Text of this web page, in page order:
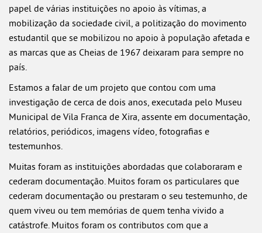
papel de várias instituições no apoio às vítimas, a
mobilização da sociedade civil, a politização do movimento
estudantil que se mobilizou no apoio à população afetada e
as marcas que as Cheias de 1967 deixaram para sempre no
país.
Estamos a falar de um projeto que contou com uma
investigação de cerca de dois anos, executada pelo Museu
Municipal de Vila Franca de Xira, assente em documentação,
relatórios, periódicos, imagens vídeo, fotografias e
testemunhos.
Muitas foram as instituições abordadas que colaboraram e
cederam documentação. Muitos foram os particulares que
cederam documentação ou prestaram o seu testemunho, de
quem viveu ou tem memórias de quem tenha vivido a
catástrofe. Muitos foram os contributos com que a